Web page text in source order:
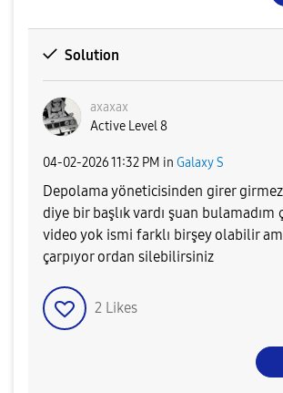
Solution
axaxax
Active Level 8
‎04-02-202611:32 PM in Galaxy S
Depolama yöneticisinden girer
diye bir başlık vardı şuan bulamadım
video yok ismi farklı birşey olabilir
çarpıyor ordan silebilirsiniz
2 Likes